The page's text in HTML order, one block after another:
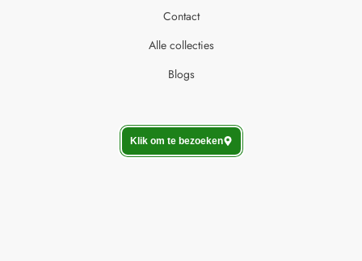
Contact
Alle collecties
Blogs
Klik om te bezoeken